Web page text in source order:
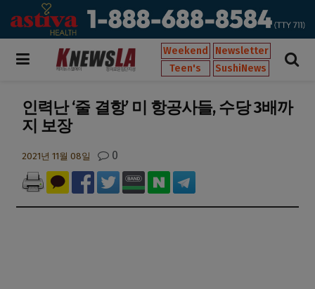
Weekend
Newsletter
Teen's
SushiNews
인력난 ‘줄 결항’ 미 항공사들, 수당 3배까
지 보장
2021년 11월 08일 0